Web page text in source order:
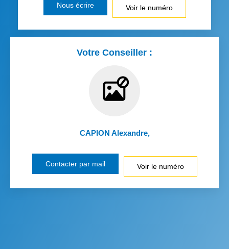
Nous écrire Voir le numéro
Votre Conseiller :
CAPION Alexandre,
Contacter par mail Voir le numéro